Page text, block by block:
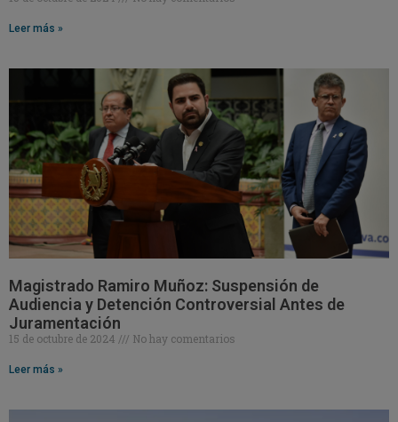
Leer más »
Magistrado Ramiro Muñoz: Suspensión de
Audiencia y Detención Controversial Antes de
Juramentación
15 de octubre de 2024 No hay comentarios
Leer más »